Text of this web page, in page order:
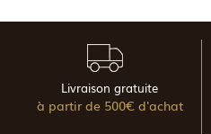
Livraison gratuite
à partir de 500€ d'achat